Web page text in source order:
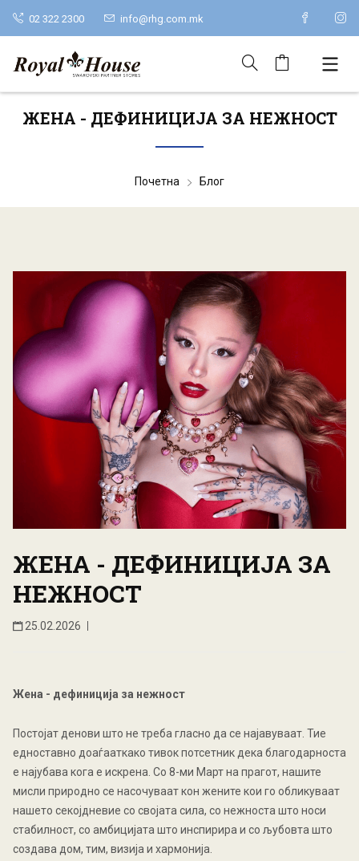
02 322 2300 info@rhg.com.mk
ЖЕНА - ДЕФИНИЦИЈА ЗА НЕЖНОСТ
Почетна Блог
ЖЕНА - ДЕФИНИЦИЈА ЗА
НЕЖНОСТ
25.02.2026
Жена - дефиниција за нежност
Постојат денови што не треба гласно да се најавуваат. Тие
едноставно доаѓааткако тивок потсетник дека благодарноста
е најубава кога е искрена. Со 8-ми Март на прагот, нашите
мисли природно се насочуваат кон жените кои го обликуваат
нашето секојдневие со својата сила, со нежноста што носи
стабилност, со амбицијата што инспирира и со љубовта што
создава дом, тим, визија и хармонија.